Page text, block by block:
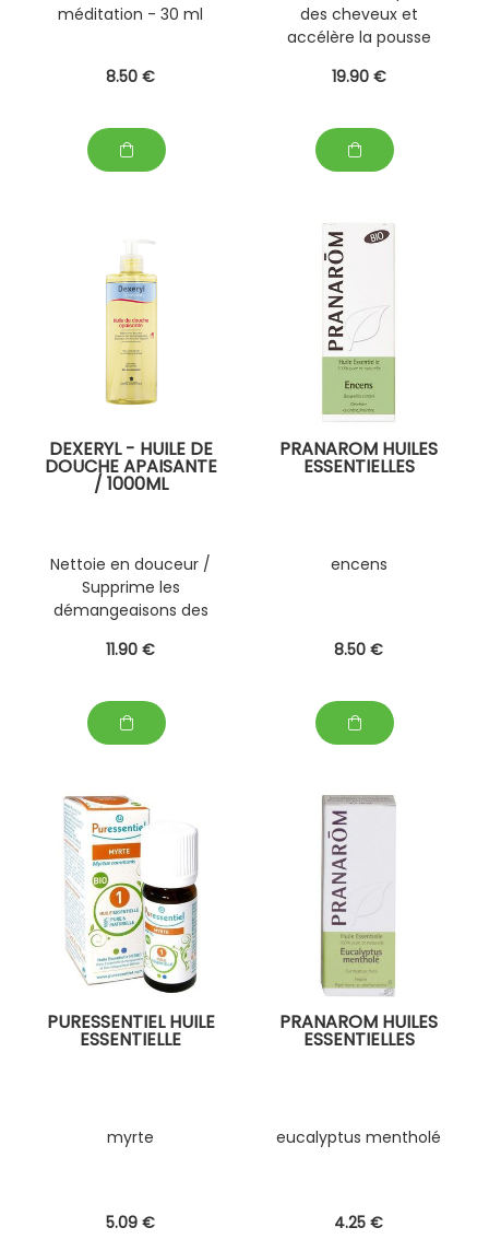
méditation - 30 ml
8.50 €
des cheveux et
accélère la pousse
19.90 €
DEXERYL - HUILE DE
DOUCHE APAISANTE
/ 1000ML
Nettoie en douceur /
Supprime les
démangeaisons des
jours
11.90 €
PRANAROM HUILES
ESSENTIELLES
encens
8.50 €
PURESSENTIEL HUILE
ESSENTIELLE
myrte
5.09 €
PRANAROM HUILES
ESSENTIELLES
eucalyptus mentholé
4.25 €